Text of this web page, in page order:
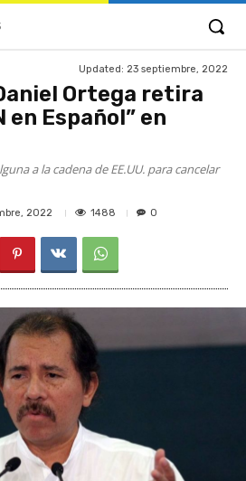
Updated: 23 septiembre, 2022
Ortega retira
en Español” en
a la cadena de EE.UU. para cancelar
2022 1488 0